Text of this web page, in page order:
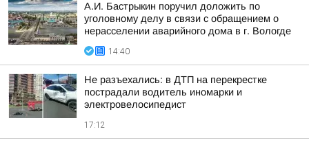
А.И. Бастрыкин поручил доложить по
уголовному делу в связи с обращением о
нерасселении аварийного дома в г. Вологде
14:40
Не разъехались: в ДТП на перекрестке
пострадали водитель иномарки и
электровелосипедист
17:12